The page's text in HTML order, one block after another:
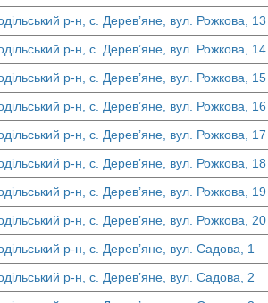
р-н, с. Дерев’яне, вул. Рожкова, 13
р-н, с. Дерев’яне, вул. Рожкова, 14
р-н, с. Дерев’яне, вул. Рожкова, 15
р-н, с. Дерев’яне, вул. Рожкова, 16
р-н, с. Дерев’яне, вул. Рожкова, 17
р-н, с. Дерев’яне, вул. Рожкова, 18
р-н, с. Дерев’яне, вул. Рожкова, 19
р-н, с. Дерев’яне, вул. Рожкова, 20
р-н, с. Дерев’яне, вул. Садова, 1
р-н, с. Дерев’яне, вул. Садова, 2